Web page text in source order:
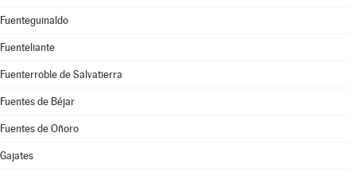
Fuenteguinaldo
Fuenteliante
Fuenterroble de Salvatierra
Fuentes de Béjar
Fuentes de Oñoro
Gajates